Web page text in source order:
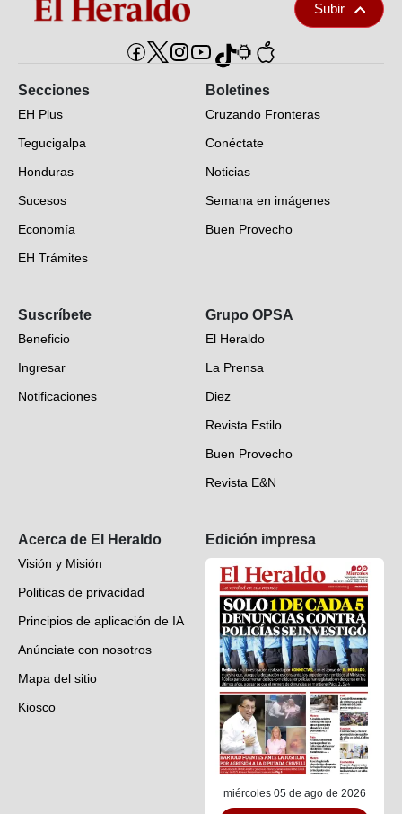
Subir
Secciones
EH Plus
Tegucigalpa
Honduras
Sucesos
Economía
EH Trámites
EH Verifica
Fotogalerías
Deportes
Videos
Boletines
Cruzando Fronteras
Conéctate
Noticias
Semana en imágenes
Buen Provecho
Suscríbete
Beneficio
Ingresar
Notificaciones
Grupo OPSA
El Heraldo
La Prensa
Diez
Revista Estilo
Buen Provecho
Revista E&N
Acerca de El Heraldo
Visión y Misión
Politicas de privacidad
Principios de aplicación de IA
Anúnciate con nosotros
Mapa del sitio
Kiosco
Edición impresa
miércoles 05 de ago de 2026